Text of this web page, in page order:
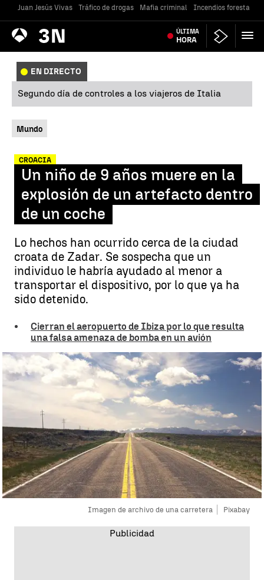
Juan Jesús Vivas Tráfico de drogas Mafia criminal Incendios forestales
Antena
3 Noticias ÚLTIMA
HORA
EN DIRECTO
Segundo día de controles a los viajeros de Italia
Mundo
CROACIA
Un niño de 9 años muere en la
explosión de un artefacto dentro
de un coche
Lo hechos han ocurrido cerca de la ciudad
croata de Zadar. Se sospecha que un
individuo le habría ayudado al menor a
transportar el dispositivo, por lo que ya ha
sido detenido.
Cierran el aeropuerto de Ibiza por lo que resulta
una falsa amenaza de bomba en un avión
Imagen de archivo de una carretera Pixabay